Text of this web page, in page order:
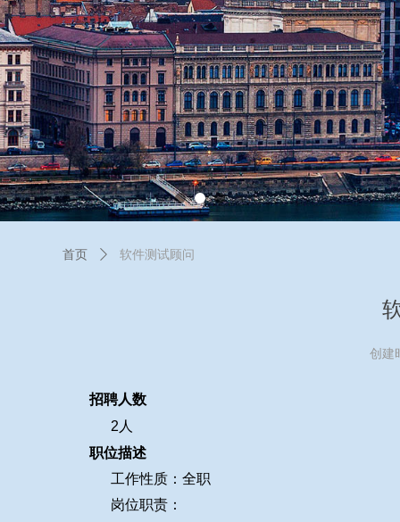
首页 ꄲ 软件测试顾问
创建
招聘人数
2人
职位描述
工作性质：全职
岗位职责：